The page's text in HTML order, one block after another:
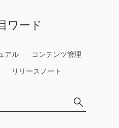
ワード
アル
コンテンツ管理
リリースノート